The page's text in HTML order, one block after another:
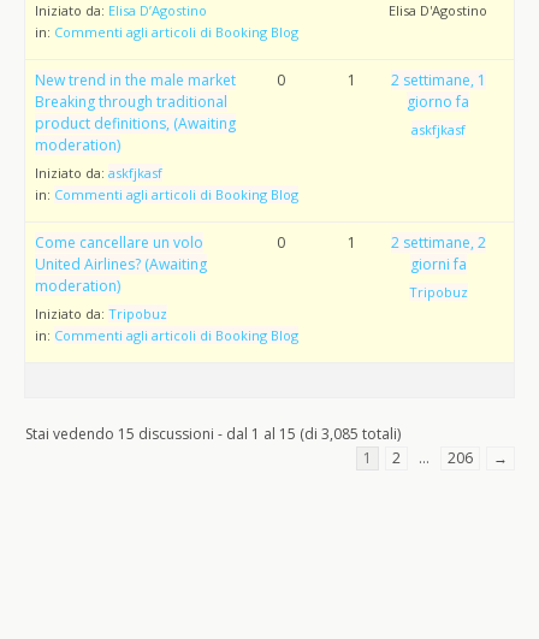
Iniziato da: Elisa D’Agostino
in: Commenti agli articoli di Booking Blog
Elisa D'Agostino
New trend in the male market
Breaking through traditional
product definitions, (Awaiting
moderation)
Iniziato da: askfjkasf
in: Commenti agli articoli di Booking Blog
0 1
2 settimane, 1
giorno fa
askfjkasf
Come cancellare un volo
United Airlines? (Awaiting
moderation)
Iniziato da: Tripobuz
in: Commenti agli articoli di Booking Blog
0 1
2 settimane, 2
giorni fa
Tripobuz
Stai vedendo 15 discussioni - dal 1 al 15 (di 3,085 totali)
1
2 … 206 →